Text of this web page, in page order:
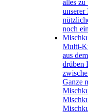
alles
unserer
noch
Multi-
aus
drüben
Ganze